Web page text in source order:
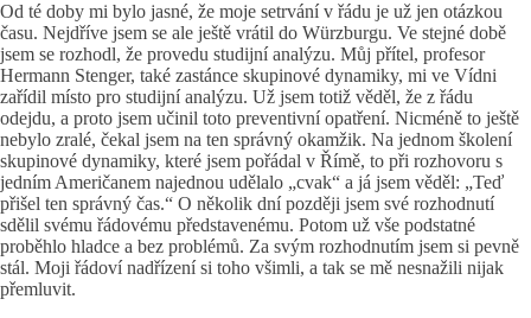
Od té doby mi bylo jasné, že moje setrvání v řádu je už jen otázkou
času. Nejdříve jsem se ale ještě vrátil do Würzburgu. Ve stejné době
jsem se rozhodl, že provedu studijní analýzu. Můj přítel, profesor
Hermann Stenger, také zastánce skupinové dynamiky, mi ve Vídni
zařídil místo pro studijní analýzu. Už jsem totiž věděl, že z řádu
odejdu, a proto jsem učinil toto preventivní opatření. Nicméně to ještě
nebylo zralé, čekal jsem na ten správný okamžik. Na jednom školení
skupinové dynamiky, které jsem pořádal v Římě, to při rozhovoru s
jedním Američanem najednou udělalo „cvak“ a já jsem věděl: „Teď
přišel ten správný čas.“ O několik dní později jsem své rozhodnutí
sdělil svému řádovému představenému. Potom už vše podstatné
proběhlo hladce a bez problémů. Za svým rozhodnutím jsem si pevně
stál. Moji řádoví nadřízení si toho všimli, a tak se mě nesnažili nijak
přemluvit.